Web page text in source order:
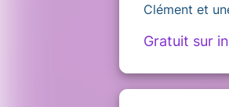
Clément et
Gratuit sur